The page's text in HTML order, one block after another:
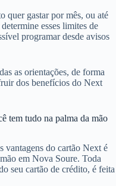
quer gastar por mês, ou até
esses limites de
programar desde avisos
as orientações, de forma
dos benefícios do Next
tudo na palma da mão
vantagens do cartão Next é
em Nova Soure. Toda
seu cartão de crédito, é feita